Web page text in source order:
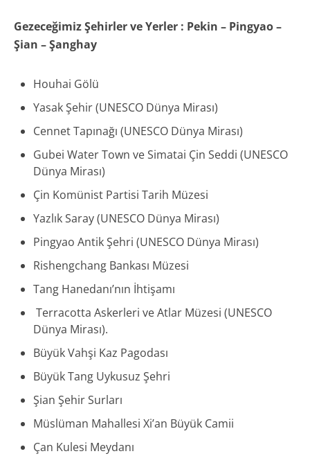
Gezeceğimiz Şehirler ve Yerler : Pekin – Pingyao –
Şian – Şanghay
Houhai Gölü
Yasak Şehir (UNESCO Dünya Mirası)
Cennet Tapınağı (UNESCO Dünya Mirası)
Gubei Water Town ve Simatai Çin Seddi (UNESCO
Dünya Mirası)
Çin Komünist Partisi Tarih Müzesi
Yazlık Saray (UNESCO Dünya Mirası)
Pingyao Antik Şehri (UNESCO Dünya Mirası)
Rishengchang Bankası Müzesi
Tang Hanedanı’nın İhtişamı
Terracotta Askerleri ve Atlar Müzesi (UNESCO
Dünya Mirası).
Büyük Vahşi Kaz Pagodası
Büyük Tang Uykusuz Şehri
Şian Şehir Surları
Müslüman Mahallesi Xi’an Büyük Camii
Çan Kulesi Meydanı